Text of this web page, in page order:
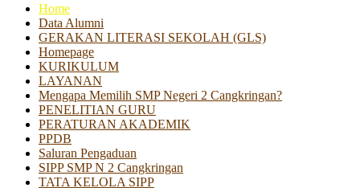
Home
Data Alumni
GERAKAN LITERASI SEKOLAH (GLS)
Homepage
KURIKULUM
LAYANAN
Mengapa Memilih SMP Negeri 2 Cangkringan?
PENELITIAN GURU
PERATURAN AKADEMIK
PPDB
Saluran Pengaduan
SIPP SMP N 2 Cangkringan
TATA KELOLA SIPP